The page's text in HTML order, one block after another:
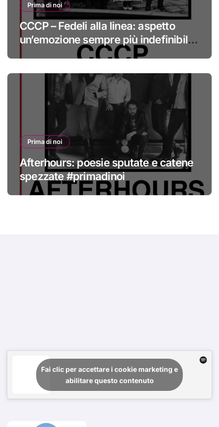
Prima di noi
CCCP – Fedeli alla linea: aspetto
un’emozione sempre più indefinibile
#primadinoi
Prima di noi
Afterhours: poesie sputate e catene
spezzate #primadinoi
Fai clic per accettare i cookie marketing e
abilitare questo contenuto